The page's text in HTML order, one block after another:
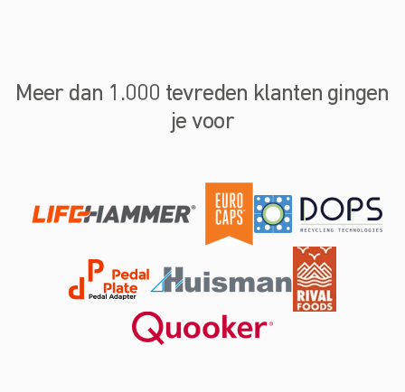
Meer dan 1.000 tevreden klanten gingen
je voor